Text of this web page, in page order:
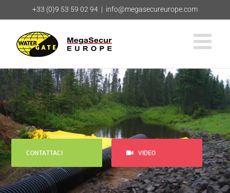
al
contenuto
+33 (0)9 53 59 02 94 | info@megasecureurope.com
CONTATTACI VIDEO